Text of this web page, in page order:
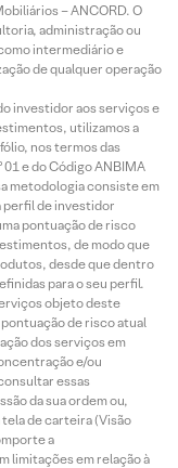
– ANCORD. O
administração ou
intermediário e
de qualquer operação
investidor aos serviços e
utilizamos a
nos termos das
e do Código ANBIMA
metodologia consiste em
perfil de investidor
pontuação de risco
de modo que
desde que dentro
para o seu perfil.
objeto deste
de risco atual
dos serviços em
e/ou
essas
da sua ordem ou,
de carteira (Visão
a
limitações em relação à